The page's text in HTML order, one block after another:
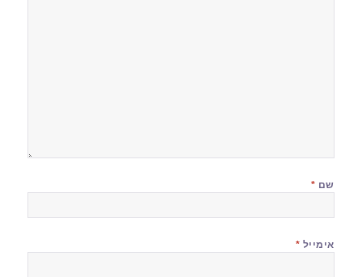
שם *
אימייל *